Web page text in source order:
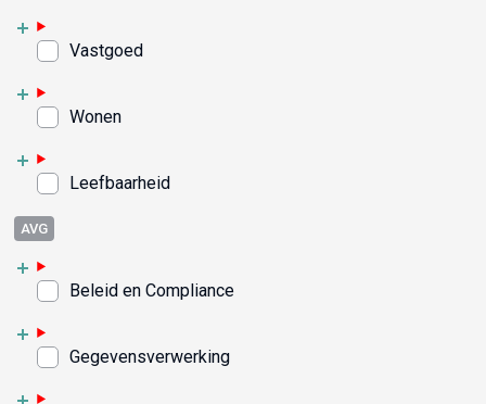
Vastgoed
Wonen
Leefbaarheid
AVG
Beleid en Compliance
Gegevensverwerking